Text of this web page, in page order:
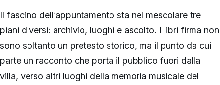
Il fascino dell’appuntamento sta nel mescolare tre
piani diversi: archivio, luoghi e ascolto. I libri firma non
sono soltanto un pretesto storico, ma il punto da cui
parte un racconto che porta il pubblico fuori dalla
villa, verso altri luoghi della memoria musicale del